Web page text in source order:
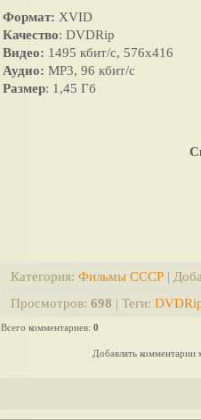
Формат: XVID
Качество: DVDRip
Видео: 1495 кбит/с, 576х416
Аудио: MP3, 96 кбит/с
Размер: 1,45 Гб
Категория: Фильмы СССР |
Просмотров: 698 | Теги:
Всего комментариев: 0
Добавлять комментарии